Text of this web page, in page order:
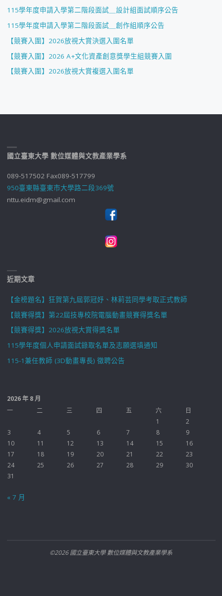
115學年度申請入學第二階段面試＿設計組面試順序公告
115學年度申請入學第二階段面試＿創作組順序公告
【競賽入圍】2026放視大賞決選入圍名單
【競賽入圍】2026 A+文化資產創意獎學生組競賽入圍
【競賽入圍】2026放視大賞複選入圍名單
國立臺東大學 數位媒體與文教產業學系
089-517502 Fax089-517799
950臺東縣臺東市大學路二段369號
nttu.eidm@gmail.com
近期文章
【金榜題名】狂賀第九屆郭冠妤、林莉芸同學考取正式教師
【競賽得獎】第22屆技專校院電腦動畫競賽得獎名單
【競賽得獎】2026放視大賞得獎名單
115學年度個人申請面試錄取名單及志願選填通知
115-1兼任教師 (3D動畫專長) 徵聘公告
2026 年 8 月
一
二 三 四 五 六
日
1
2
3
4 5 6 7 8
9
10
11 12 13 14 15
16
17
18 19 20 21 22
23
24
25 26 27 28 29
30
31
« 7 月
©2026 國立臺東大學 數位媒體與文教產業學系